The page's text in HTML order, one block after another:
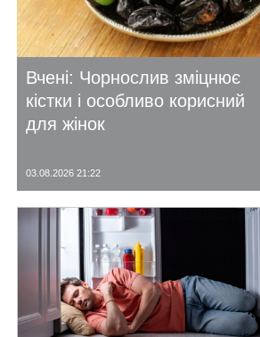
Вчені: Чорнослив зміцнює
кістки і особливо корисний
для жінок
03.08.2026 21:22